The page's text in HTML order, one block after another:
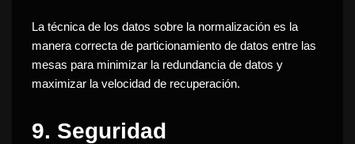
La técnica de los datos sobre la normalización es la
manera correcta de particionamiento de datos entre las
mesas para minimizar la redundancia de datos y
maximizar la velocidad de recuperación.
9. Seguridad